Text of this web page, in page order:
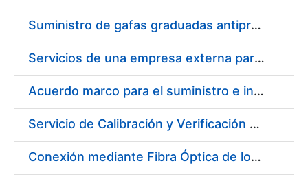
Suministro de gafas graduadas antiproyecciones para los trabajadores de la FNMT-RCM en los centros de trabajo de Madrid y Burgos
Servicios de una empresa externa para el asesoramiento y resolución de los recursos de alzada que se presentan relacionados con procesos de selección para la FNMT-RCM
Acuerdo marco para el suministro e instalación de persianas, estores y otros complementos
Servicio de Calibración y Verificación Externa de los Equipos de Medición del Servicio de Prevención de la FNMT-RCM
Conexión mediante Fibra Óptica de los Centros de Proceso de Datos (CPDs) de las sedes de la FNMT-RCM de Burgos y Madrid